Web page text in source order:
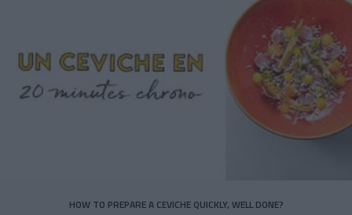
HOW TO PREPARE A CEVICHE QUICKLY, WELL DONE?